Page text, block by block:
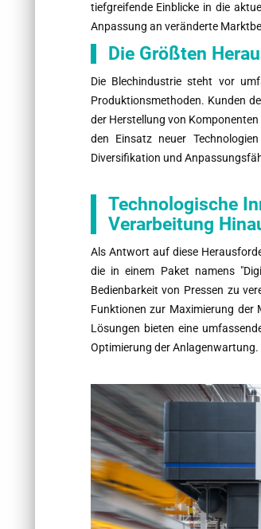
tiefgreifende Einblicke in die
Anpassung an veränderte
Die Größten
Die Blechindustrie steht vor
Produktionsmethoden. Kunden
der Herstellung von
den Einsatz neuer
Diversifikation und
Technologische
Verarbeitung
Als Antwort auf diese
die in einem Paket namens
Bedienbarkeit von Pressen zu
Funktionen zur Maximierung der
Lösungen bieten eine
Optimierung der Anlagenwartung.